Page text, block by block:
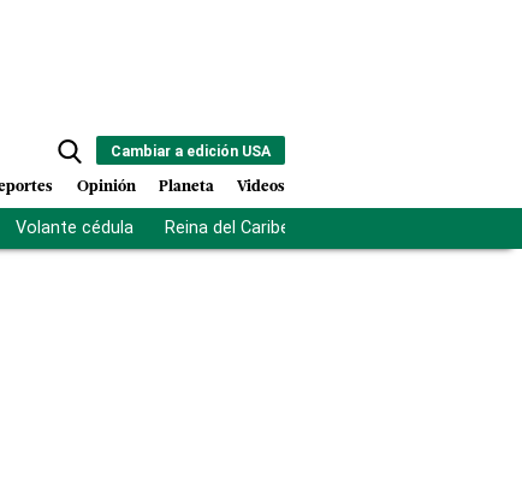
Cambiar a edición USA
Opinión Planeta Videos
Volante cédula Reina del Caribe